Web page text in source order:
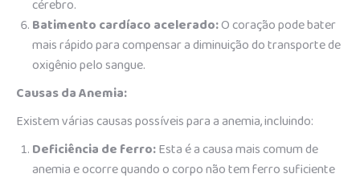
cérebro.
Batimento cardíaco acelerado:O coração pode bater
mais rápido para compensar a diminuição do transporte de
oxigênio pelo sangue.
Causas da Anemia:
Existem várias causas possíveis para a anemia, incluindo:
Deficiência de ferro:Esta é a causa mais comum de
anemia e ocorre quando o corpo não tem ferro suficiente